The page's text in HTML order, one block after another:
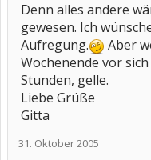
Denn alles andere
gewesen. Ich
Aufregung.
Aber
Wochenende vor
Stunden, gelle.
Liebe Grüße
Gitta
31. Oktober 2005